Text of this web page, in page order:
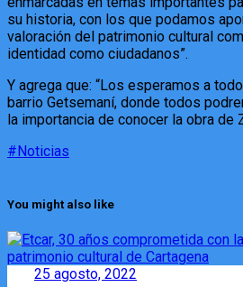
su historia, con los que podamos
valoración del patrimonio cultural
identidad como ciudadanos”.
Y agrega que: “Los esperamos a
barrio Getsemaní, donde todos
la importancia de conocer la obra de
#Noticias
You might also like
25 agosto, 2022